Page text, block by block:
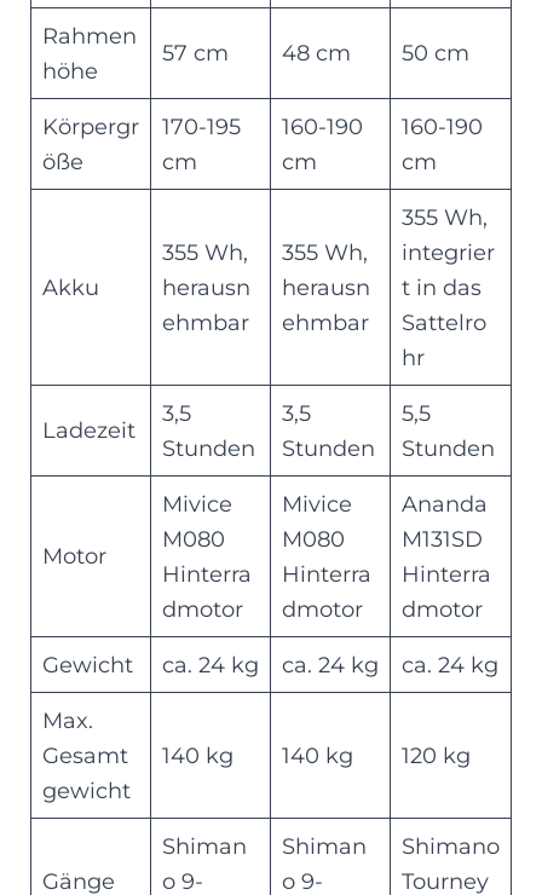
Rahmen
höhe
57 cm 48 cm 50 cm
Körpergr
öße
170-195
cm
160-190
cm
160-190
cm
Akku
355 Wh,
herausn
ehmbar
355 Wh,
herausn
ehmbar
355 Wh,
integrier
t in das
Sattelro
hr
Ladezeit
3,5
Stunden
3,5
Stunden
5,5
Stunden
Motor
Mivice
M080
Hinterra
dmotor
Mivice
M080
Hinterra
dmotor
Ananda
M131SD
Hinterra
dmotor
Gewicht ca. 24 kg ca. 24 kg ca. 24 kg
Max.
Gesamt
gewicht
140 kg 140 kg 120 kg
Gänge
Shiman
o 9-
Shiman
o 9-
Shimano
Tourney